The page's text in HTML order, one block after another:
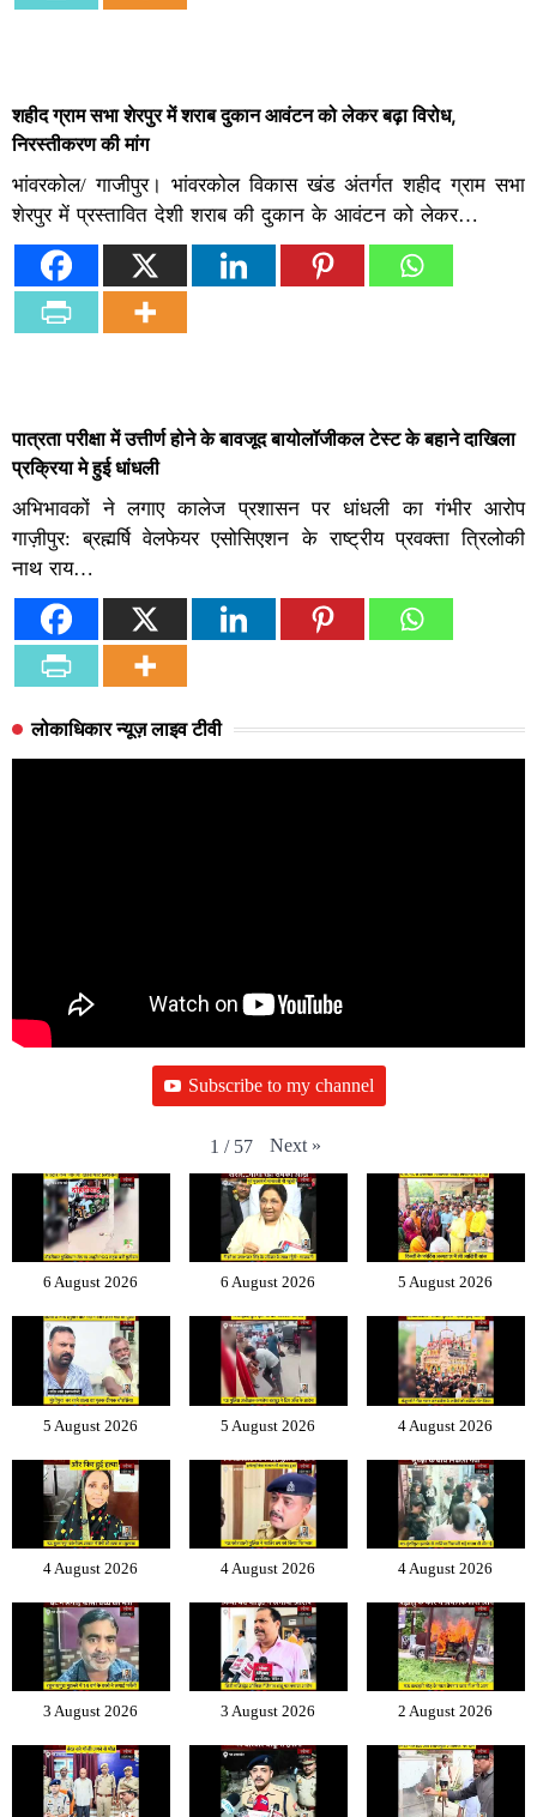
शहीद ग्राम सभा शेरपुर में शराब दुकान आवंटन को लेकर बढ़ा विरोध,
निरस्तीकरण की मांग
भांवरकोल/ गाजीपुर। भांवरकोल विकास खंड अंतर्गत शहीद ग्राम सभा
शेरपुर में प्रस्तावित देशी शराब की दुकान के आवंटन को लेकर…
पात्रता परीक्षा में उत्तीर्ण होने के बावजूद बायोलॉजीकल टेस्ट के बहाने दाखिला
प्रक्रिया मे हुई धांधली
अभिभावकों ने लगाए कालेज प्रशासन पर धांधली का गंभीर आरोप
गाज़ीपुर: ब्रह्मर्षि वेलफेयर एसोसिएशन के राष्ट्रीय प्रवक्ता त्रिलोकी
नाथ राय…
लोकाधिकार न्यूज़ लाइव टीवी
Subscribe to my channel
1 / 57 Next »
6 August 2026 6 August 2026 5 August 2026
5 August 2026 5 August 2026 4 August 2026
4 August 2026 4 August 2026 4 August 2026
3 August 2026 3 August 2026 2 August 2026